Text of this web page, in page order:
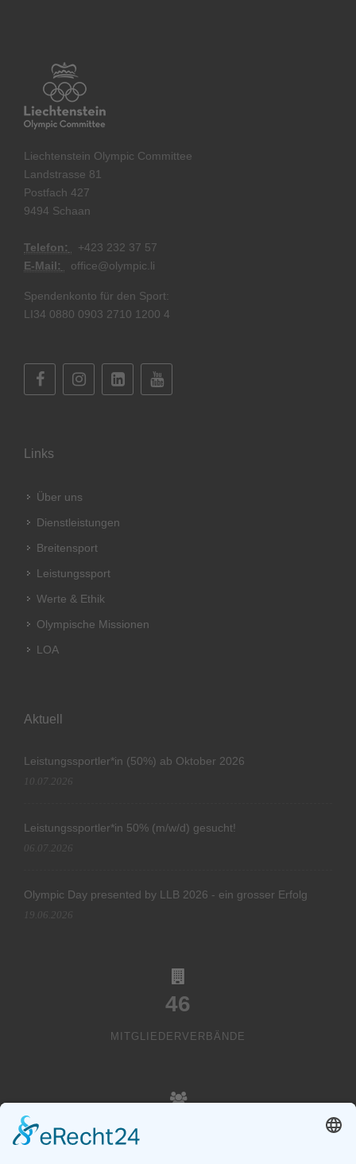
Liechtenstein Olympic Committee
Landstrasse 81
Postfach 427
9494 Schaan
Telefon: +423 232 37 57
E-Mail:
office@olympic.li
Spendenkonto für den Sport:
LI34 0880 0903 2710 1200 4
Links
Über uns
Dienstleistungen
Breitensport
Leistungssport
Werte & Ethik
Olympische Missionen
LOA
Aktuell
Leistungssportler*in (50%) ab Oktober 2026
10.07.2026
Leistungssportler*in 50% (m/w/d) gesucht!
06.07.2026
Olympic Day presented by LLB 2026 - ein grosser Erfolg
19.06.2026
46
MITGLIEDERVERBÄNDE